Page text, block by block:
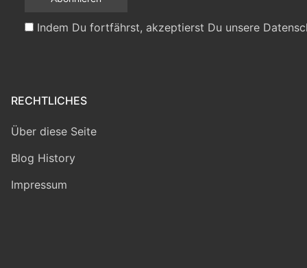
Indem Du fortfährst, akzeptierst Du unsere
RECHTLICHES
Über diese Seite
Blog History
Impressum